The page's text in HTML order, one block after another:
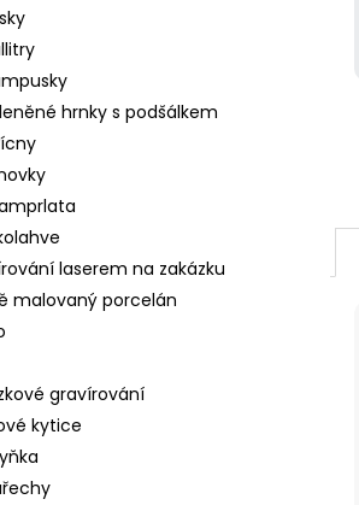
hrnky s podšálkem
laserem na zakázku
malovaný porcelán
gravírování
kytice